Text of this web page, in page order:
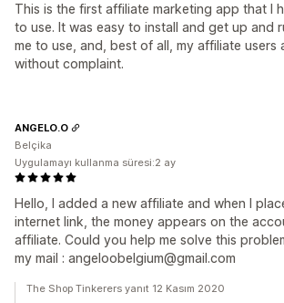
This is the first affiliate marketing app that I
to use. It was easy to install and get up and
me to use, and, best of all, my affiliate users
without complaint.
Hello, I added a new affiliate and when I
internet link, the money appears on the
affiliate. Could you help me solve this
my mail : angeloobelgium@gmail.com
ANGELO.O
Belçika
Uygulamayı kullanma süresi:2 ay
The Shop Tinkerers yanıt 12 Kasım 2020